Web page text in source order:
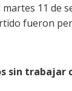
11 de
fueron
sin